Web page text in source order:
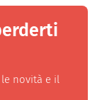
novità e il